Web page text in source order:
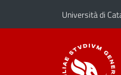
Vai al contenuto
Vai al menu diUniversità di